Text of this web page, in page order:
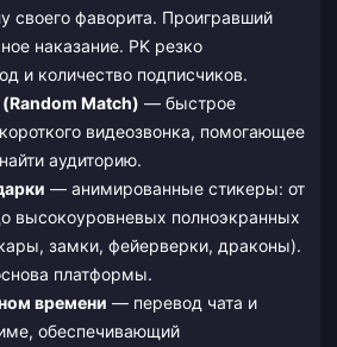
своего фаворита. Проигравший
наказание. PK резко
и количество подписчиков.
Match) — быстрое
видеозвонка, помогающее
аудиторию.
— анимированные стикеры: от
высокоуровневых полноэкранных
замки, фейерверки, драконы).
платформы.
времени — перевод чата и
обеспечивающий